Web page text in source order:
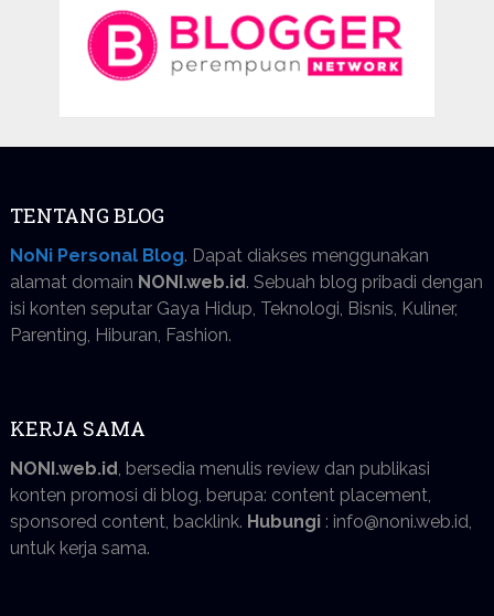
TENTANG BLOG
NoNi Personal Blog. Dapat diakses menggunakan
alamat domain NONI.web.id. Sebuah blog pribadi dengan
isi konten seputar Gaya Hidup, Teknologi, Bisnis, Kuliner,
Parenting, Hiburan, Fashion.
KERJA SAMA
NONI.web.id , bersedia menulis review dan publikasi
konten promosi di blog, berupa: content placement,
sponsored content, backlink. Hubungi: info@noni.web.id,
untuk kerja sama.